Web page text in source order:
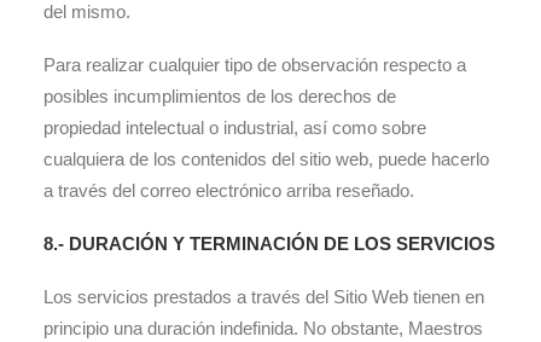
del mismo.
Para realizar cualquier tipo de observación respecto a
posibles incumplimientos de los derechos de
propiedad intelectual o industrial, así como sobre
cualquiera de los contenidos del sitio web, puede hacerlo
a través del correo electrónico arriba reseñado.
8.- DURACIÓN Y TERMINACIÓN DE LOS SERVICIOS
Los servicios prestados a través del Sitio Web tienen en
principio una duración indefinida. No obstante, Maestros